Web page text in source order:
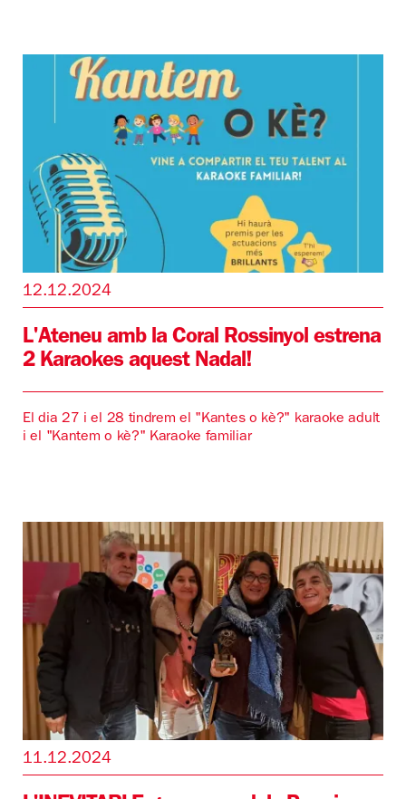
12.12.2024
L'Ateneu amb la Coral Rossinyol estrena
2 Karaokes aquest Nadal!
El dia 27 i el 28 tindrem el "Kantes o kè?" karaoke adult
i el "Kantem o kè?" Karaoke familiar
11.12.2024